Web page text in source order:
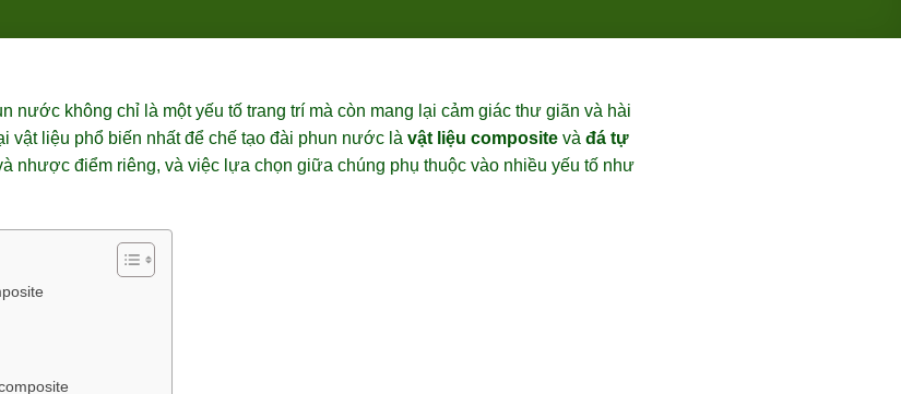
nước không chỉ là một yếu tố trang trí mà còn mang lại cảm giác thư giãn và hài
vật liệu phổ biến nhất để chế tạo đài phun nước là vật liệu composite và đá tự
nhược điểm riêng, và việc lựa chọn giữa chúng phụ thuộc vào nhiều yếu tố như